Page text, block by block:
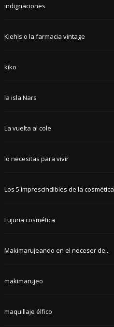
indignaciones
Kiehls o la farmacia vintage
kiko
la isla Nars
La vuelta al cole
lo necesitas para vivir
Los 5 imprescindibles de la cosmética
Lujuria cosmética
Makimarujeando en el neceser de...
makimarujeo
maquillaje élfico